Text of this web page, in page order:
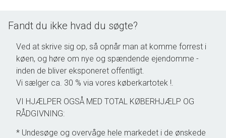
Fandt du ikke hvad du søgte?
Ved at skrive sig op, så opnår man at komme forrest i
køen, og høre om nye og spændende ejendomme -
inden de bliver eksponeret offentligt.
Vi sælger ca. 30 % via vores køberkartotek !.
VI HJÆLPER OGSÅ MED TOTAL KØBERHJÆLP OG
RÅDGIVNING:
* Undesøge og overvåge hele markedet i de ønskede